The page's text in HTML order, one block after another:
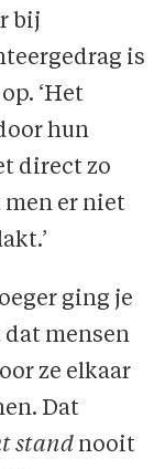
bij
is
‘Het
hun
direct zo
er niet
ging je
dat mensen
ze elkaar
Dat
standnooit